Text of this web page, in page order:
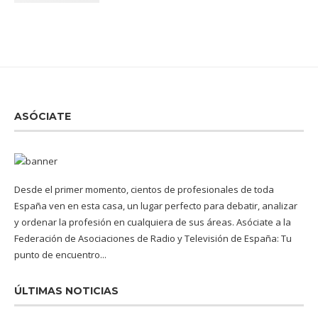
ASÓCIATE
Desde el primer momento, cientos de profesionales de toda
España ven en esta casa, un lugar perfecto para debatir, analizar
y ordenar la profesión en cualquiera de sus áreas. Asóciate a la
Federación de Asociaciones de Radio y Televisión de España: Tu
punto de encuentro...
ÚLTIMAS NOTICIAS